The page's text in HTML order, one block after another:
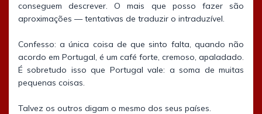
conseguem descrever. O mais que posso fazer são
aproximações — tentativas de traduzir o intraduzível.
Confesso: a única coisa de que sinto falta, quando não
acordo em Portugal, é um café forte, cremoso, apaladado.
É sobretudo isso que Portugal vale: a soma de muitas
pequenas coisas.
Talvez os outros digam o mesmo dos seus países.